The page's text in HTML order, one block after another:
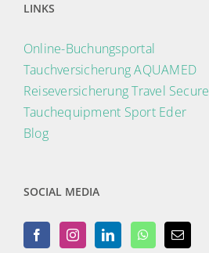
LINKS
Online-Buchungsportal
Tauchversicherung AQUAMED
Reiseversicherung Travel Secure
Tauchequipment Sport Eder
Blog
SOCIAL MEDIA